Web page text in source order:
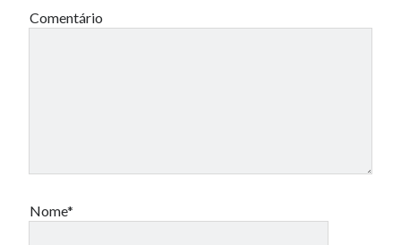
Comentário
Nome*